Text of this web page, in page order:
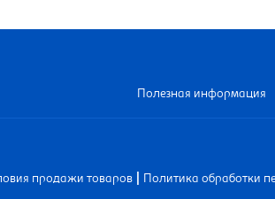
Полезная информация
продажи товаров Политика обработки